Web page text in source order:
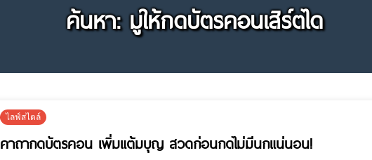
ค้นหา: มูให้กดบัตรคอนเสิร์ตได
ไลฟ์สไตล์
คาถากดบัตรคอน เพิ่มแต้มบุญ สวดก่อนกดไม่มีนกแน่นอน!